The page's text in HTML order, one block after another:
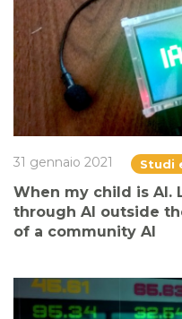
31 gennaio 2021 Studi
When my child is AI.
through AI outside
of a community AI